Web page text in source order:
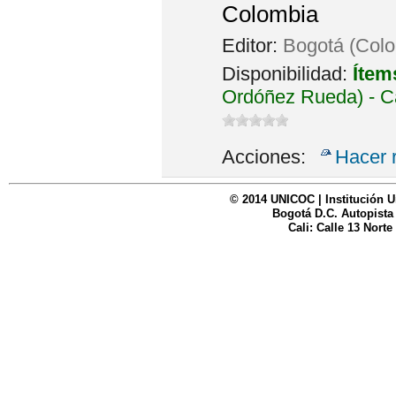
Colombia
Editor: Bogotá
Disponibilidad:
Ordóñez Rueda) -
Acciones: Hacer
© 2014 UNICOC | Institución
Bogotá D.C. Autopista
Cali: Calle 13 Norte